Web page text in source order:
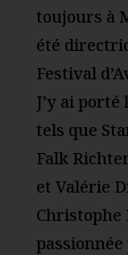
toujours à
été
Festival
J’y ai
tels que
Falk
et Valérie
Christophe